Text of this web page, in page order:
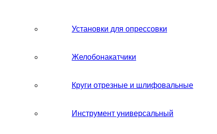
Установки для опрессовки
Желобонакатчики
Круги отрезные и шлифовальные
Инструмент универсальный